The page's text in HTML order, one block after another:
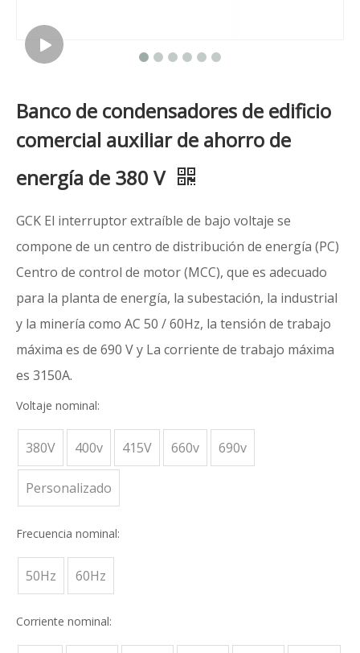
Banco de condensadores de edificio
comercial auxiliar de ahorro de
energía de 380 V
GCK El interruptor extraíble de bajo voltaje se
compone de un centro de distribución de energía (PC)
Centro de control de motor (MCC), que es adecuado
para la planta de energía, la subestación, la industrial
y la minería como AC 50 / 60Hz, la tensión de trabajo
máxima es de 690 V y La corriente de trabajo máxima
es 3150A.
Voltaje nominal:
380V 400v 415V 660v 690v
Personalizado
Frecuencia nominal:
50Hz 60Hz
Corriente nominal: